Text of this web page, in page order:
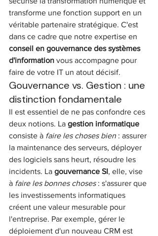
transforme une fonction support en un
véritable partenaire stratégique. C'est
dans ce cadre que notre expertise en
conseil en gouvernance des systèmes
d'information vous accompagne pour
faire de votre IT un atout décisif.
Gouvernance vs. Gestion : une
distinction fondamentale
Il est essentiel de ne pas confondre ces
deux notions. La gestion informatique
consiste à faire les choses bien : assurer
la maintenance des serveurs, déployer
des logiciels sans heurt, résoudre les
incidents. La gouvernance SI, elle, vise
à faire les bonnes choses : s'assurer que
les investissements informatiques
créent une valeur mesurable pour
l'entreprise. Par exemple, gérer le
déploiement d'un nouveau CRM est